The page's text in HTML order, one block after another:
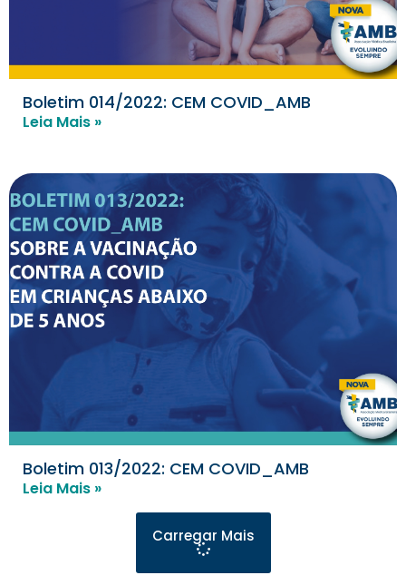
Boletim 014/2022: CEM COVID_AMB
Leia Mais »
Boletim 013/2022: CEM COVID_AMB
Leia Mais »
Carregar Mais